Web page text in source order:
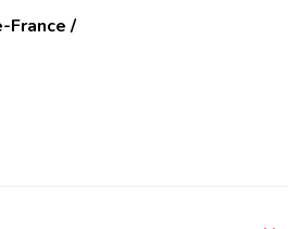
France /